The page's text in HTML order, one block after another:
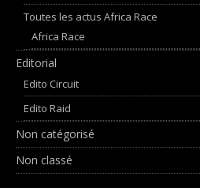
Toutes les actus Africa Race
Africa Race
Editorial
Edito Circuit
Edito Raid
Non catégorisé
Non classé